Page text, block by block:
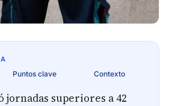
Puntos clave Contexto
jornadas superiores a 42